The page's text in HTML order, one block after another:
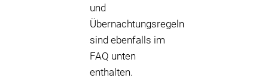
und
Übernachtungsregeln
sind ebenfalls im
FAQ unten
enthalten.